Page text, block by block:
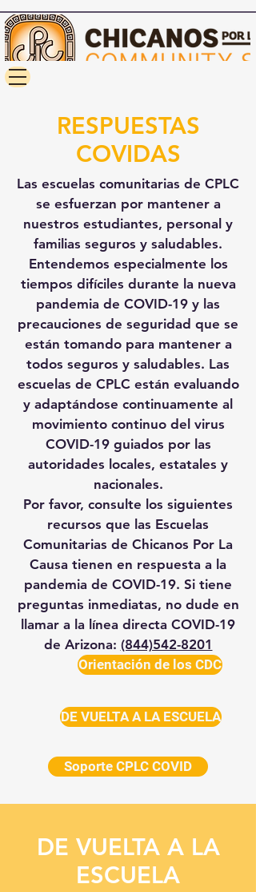
RESPUESTAS
COVIDAS
Las escuelas comunitarias de CPLC
se esfuerzan por mantener a
nuestros estudiantes, personal y
familias seguros y saludables.
Entendemos especialmente los
tiempos difíciles durante la nueva
pandemia de COVID-19 y las
precauciones de seguridad que se
están tomando para mantener a
todos seguros y saludables. Las
escuelas de CPLC están evaluando
y adaptándose continuamente al
movimiento continuo del virus
COVID-19 guiados por las
autoridades locales, estatales y
nacionales.
Por favor, consulte los siguientes
recursos que las Escuelas
Comunitarias de Chicanos Por La
Causa tienen en respuesta a la
pandemia de COVID-19. Si tiene
preguntas inmediatas, no dude en
llamar a la línea directa COVID-19
de Arizona: (844)542-8201
Orientación de los CDC
DE VUELTA A LA ESCUELA
Soporte CPLC COVID
DE VUELTA A LA
ESCUELA